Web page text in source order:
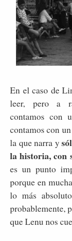
En el caso de
leer, pero a
contamos con
contamos con
la que narra y
la historia, con
es un punto
porque en
lo más
probablemente,
que Lenu nos